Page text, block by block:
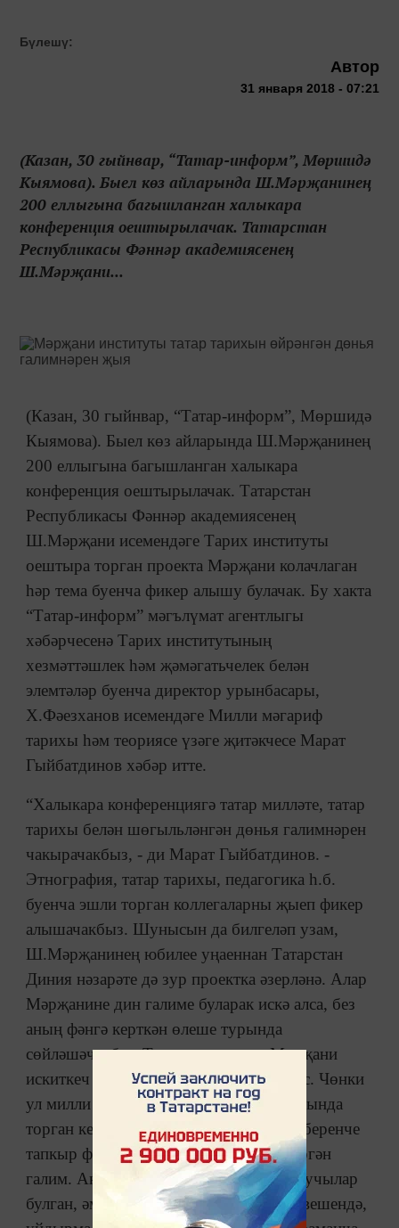
Бүлешү:
Автор
31 января 2018 - 07:21
(Казан, 30 гыйнвар, “Татар-информ”, Мөршидә
Кыямова). Быел көз айларында Ш.Мәрҗанинең
200 еллыгына багышланган халыкара
конференция оештырылачак. Татарстан
Республикасы Фәннәр академиясенең
Ш.Мәрҗани...
(Казан, 30 гыйнвар, “Татар-информ”, Мөршидә
Кыямова). Быел көз айларында Ш.Мәрҗанинең
200 еллыгына багышланган халыкара
конференция оештырылачак. Татарстан
Республикасы Фәннәр академиясенең
Ш.Мәрҗани исемендәге Тарих институты
оештыра торган проекта Мәрҗани колачлаган
һәр тема буенча фикер алышу булачак. Бу хакта
“Татар-информ” мәгълүмат агентлыгы
хәбәрчесенә Тарих институтының
хезмәттәшлек һәм җәмәгатьчелек белән
элемтәләр буенча директор урынбасары,
Х.Фәезханов исемендәге Милли мәгариф
тарихы һәм теориясе үзәге җитәкчесе Марат
Гыйбатдинов хәбәр итте.
“Халыкара конференциягә татар милләте, татар
тарихы белән шөгыльләнгән дөнья галимнәрен
чакырачакбыз, - ди Марат Гыйбатдинов. -
Этнография, татар тарихы, педагогика һ.б.
буенча эшли торган коллегаларны җыеп фикер
алышачакбыз. Шунысын да билгеләп узам,
Ш.Мәрҗанинең юбилее уңаеннан Татарстан
Диния нәзарәте дә зур проектка әзерләнә. Алар
Мәрҗанине дин галиме буларак искә алса, без
аның фәнгә керткән өлеше турында
сөйләшәчәкбез. Татар тарихында Мәрҗани
искиткеч әһәмиятле урын тоткан шәхес. Чөнки
ул милли татар тарихының чишмә башында
торган кеше. Мәрҗани татар тарихын беренче
тапкыр фәнни әйләнешкә кертеп җибәргән
галим. Аңа кадәр дә милли тарихны язучылар
булган, әмма алар ярым риваятьләр рәвешендә,